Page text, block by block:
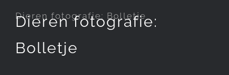
Dieren fotografie: Bolletje
Dieren fotografie:
Bolletje